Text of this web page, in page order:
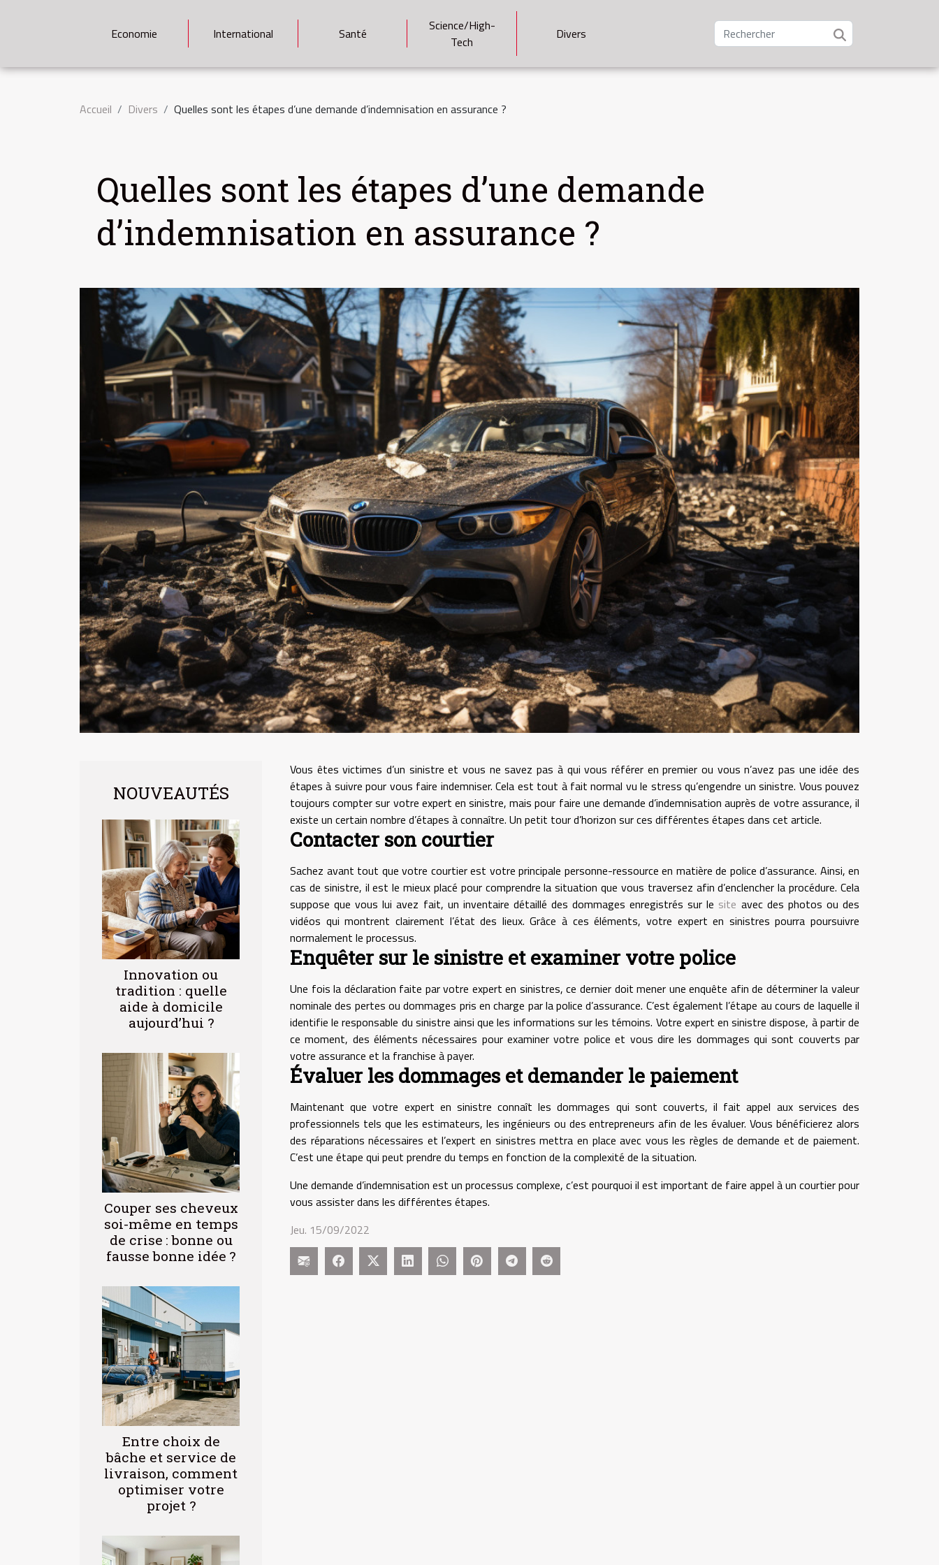
Economie International Santé
Science/High-
Tech
Divers
Accueil Divers Quelles sont les étapes d’une demande d’indemnisation en assurance ?
Quelles sont les étapes d’une demande
d’indemnisation en assurance ?
NOUVEAUTÉS
Innovation ou
tradition : quelle
aide à domicile
aujourd’hui ?
Couper ses cheveux
soi-même en temps
de crise : bonne ou
fausse bonne idée ?
Entre choix de
bâche et service de
livraison, comment
optimiser votre
projet ?
Vous êtes victimes d’un sinistre et vous ne savez pas à qui vous référer en premier ou vous n’avez pas une idée des
étapes à suivre pour vous faire indemniser. Cela est tout à fait normal vu le stress qu’engendre un sinistre. Vous pouvez
toujours compter sur votre expert en sinistre, mais pour faire une demande d’indemnisation auprès de votre assurance, il
existe un certain nombre d’étapes à connaître. Un petit tour d’horizon sur ces différentes étapes dans cet article.
Contacter son courtier
Sachez avant tout que votre courtier est votre principale personne-ressource en matière de police d’assurance. Ainsi, en
cas de sinistre, il est le mieux placé pour comprendre la situation que vous traversez afin d’enclencher la procédure. Cela
suppose que vous lui avez fait, un inventaire détaillé des dommages enregistrés sur le site avec des photos ou des
vidéos qui montrent clairement l’état des lieux. Grâce à ces éléments, votre expert en sinistres pourra poursuivre
normalement le processus.
Enquêter sur le sinistre et examiner votre police
Une fois la déclaration faite par votre expert en sinistres, ce dernier doit mener une enquête afin de déterminer la valeur
nominale des pertes ou dommages pris en charge par la police d’assurance. C’est également l’étape au cours de laquelle il
identifie le responsable du sinistre ainsi que les informations sur les témoins. Votre expert en sinistre dispose, à partir de
ce moment, des éléments nécessaires pour examiner votre police et vous dire les dommages qui sont couverts par
votre assurance et la franchise à payer.
Évaluer les dommages et demander le paiement
Maintenant que votre expert en sinistre connaît les dommages qui sont couverts, il fait appel aux services des
professionnels tels que les estimateurs, les ingénieurs ou des entrepreneurs afin de les évaluer. Vous bénéficierez alors
des réparations nécessaires et l’expert en sinistres mettra en place avec vous les règles de demande et de paiement.
C’est une étape qui peut prendre du temps en fonction de la complexité de la situation.
Une demande d’indemnisation est un processus complexe, c’est pourquoi il est important de faire appel à un courtier pour
vous assister dans les différentes étapes.
Jeu. 15/09/2022